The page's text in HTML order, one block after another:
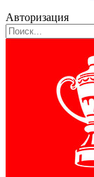
Авторизация